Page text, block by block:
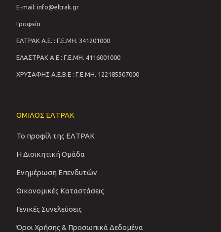
E-mail: info@eltrak.gr
Γραφεία
ΕΛΤΡΑΚ Α.Ε. : Γ.Ε.ΜΗ. 341201000
ΕΛΑΣΤΡΑΚ Α.Ε : Γ.Ε.ΜΗ. 4116001000
ΧΡΥΣΑΦΗΣ Α.Ε.Β.Ε : Γ.Ε.ΜΗ. 122185507000
ΟΜΙΛΟΣ ΕΛΤΡΑΚ
Το προφίλ της ΕΛΤΡΑΚ
Η Διοικητική Ομάδα
Ενημέρωση Επενδυτών
Οικονομικές Καταστάσεις
Γενικές Συνελεύσεις
Όροι Χρήσης & Προσωπικά Δεδομένα